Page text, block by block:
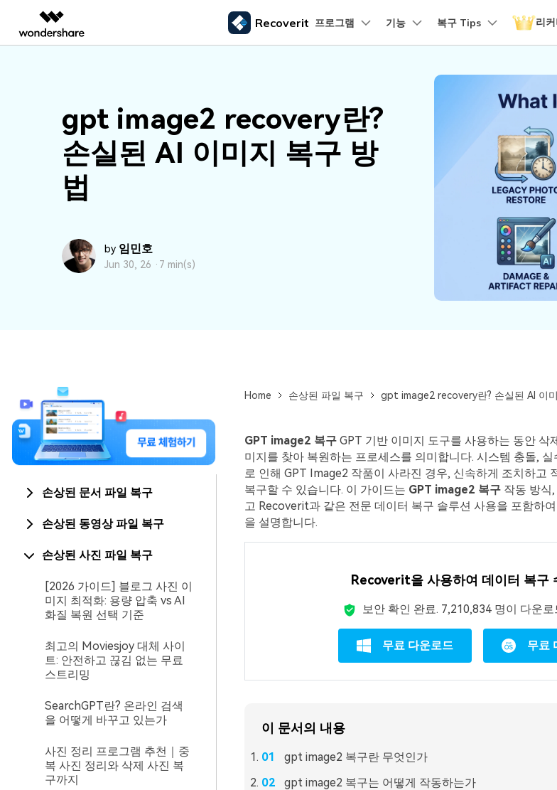
주요 제품
Filmora
쉽고 재미있는 영상 편집
UniConverter
올인원 미디어 툴박스
DemoCreator
강력한 화면 녹화
EdrawMax
순서도 프로그램
EdrawMind
마인드맵 프로그램 클라우드 기반 파일 관리
PDFelement Online
무료 올인원 온라인 PDF 도구
모든 제품 알아보기
비즈니스
교육
파트너
PDFelement
회사 소개
원더쉐어의 스토리
뉴스룸
Recoverit 프로그램
선도적인 데이터 복구 전문가 Mac 시스템에서 무제한 데이터 복구
리커버릿
기능
사진 복구
동영상 복구
파일 복구
엑셀 복구 Linux 복구
SD 카드 복구
파티션 복구
복구 Tips
USB 복구
외장하드 복구
SD카드 복구
기타 장치 복구
휴지통 비우기 복구
파일 영구 삭제 복구
하드디스크 복구
손상된
손상된 동
손상된
더 많은 솔루션 찾기
리
메모리 카드 복구
하드 드라이브 복구
USB 데이터 복구
쓰레기통 복구
리눅스 데이터 복구
모든 기능 확인하기
gpt image2 recovery란?
손실된 AI 이미지 복구 방
법
by 임민호
Jun 30, 26 · 7 min(s)
손상된 문서 파일 복구
손상된 동영상 파일 복구
손상된 사진 파일 복구
[2026 가이드] 블로그 사진 이
미지 최적화: 용량 압축 vs AI
화질 복원 선택 기준
최고의 Moviesjoy 대체 사이
트: 안전하고 끊김 없는 무료
스트리밍
SearchGPT란? 온라인 검색
을 어떻게 바꾸고 있는가
사진 정리 프로그램 추천｜중
복 사진 정리와 삭제 사진 복
구까지
Home 손상된 파일 복구 gpt image2 recovery란? 손실된 AI 이
GPT image2 복구GPT 기반 이미지 도구를 사용하는 동안 삭
미지를 찾아 복원하는 프로세스를 의미합니다. 시스템 충돌,
로 인해 GPT Image2 작품이 사라진 경우, 신속하게 조치하고
복구할 수 있습니다. 이 가이드는 GPT image2 복구작동 방식,
고 Recoverit과 같은 전문 데이터 복구 솔루션 사용을 포함하
을 설명합니다.
Recoverit을 사용하여 데이터 복구
보안 확인 완료. 7,210,834명이 다운로
무료 다운로드 무료
이 문서의 내용
gpt image2 복구란 무엇인가
gpt image2 복구는 어떻게 작동하는가